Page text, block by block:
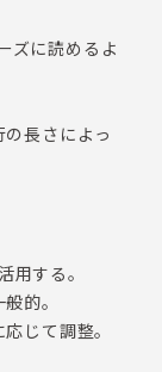
ズに読めるよ
長さによっ
用する。
的。
じて調整。